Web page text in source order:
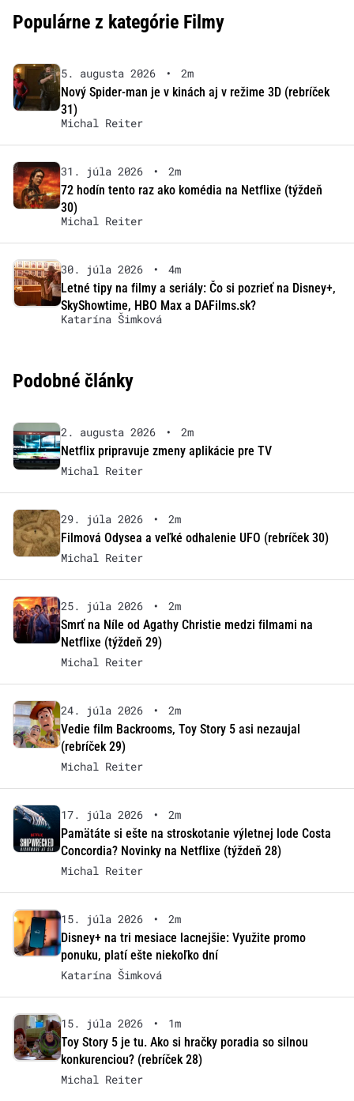
Populárne z kategórie Filmy
5. augusta 2026 •
2m
Nový Spider-man je v kinách aj v režime 3D (rebríček
31)
Michal Reiter
31. júla 2026 •
2m
72 hodín tento raz ako komédia na Netflixe (týždeň
30)
Michal Reiter
30. júla 2026 •
4m
Letné tipy na filmy a seriály: Čo si pozrieť na Disney+,
SkyShowtime, HBO Max a DAFilms.sk?
Katarína Šimková
Podobné články
2. augusta 2026 •
2m
Netflix pripravuje zmeny aplikácie pre TV
Michal Reiter
29. júla 2026 •
2m
Filmová Odysea a veľké odhalenie UFO (rebríček 30)
Michal Reiter
25. júla 2026 •
2m
Smrť na Níle od Agathy Christie medzi filmami na
Netflixe (týždeň 29)
Michal Reiter
24. júla 2026 •
2m
Vedie film Backrooms, Toy Story 5 asi nezaujal
(rebríček 29)
Michal Reiter
17. júla 2026 •
2m
Pamätáte si ešte na stroskotanie výletnej lode Costa
Concordia? Novinky na Netflixe (týždeň 28)
Michal Reiter
15. júla 2026 •
2m
Disney+ na tri mesiace lacnejšie: Využite promo
ponuku, platí ešte niekoľko dní
Katarína Šimková
15. júla 2026 •
1m
Toy Story 5 je tu. Ako si hračky poradia so silnou
konkurenciou? (rebríček 28)
Michal Reiter